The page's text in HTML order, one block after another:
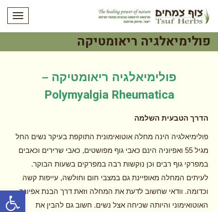
פתח
פולימיאלגיה ריאומטיקה
פולימיאלגיה ריאומטיקה –
Polymyalgia Rheumatica
הדרך הטבעית השלמה
פולימיאלגיה הינה מחלה אוטואימונית התוקפת בעיקר נשים החל
מגיל 55 ואפיוניה הינם כאבי גוף מפושטים, כאבי שרירים וכאבים
במפרקי גוף רבים וכן נוקשות רבה במפרקים בשעות הבוקר.
לעיתים המחלה מאופיינת גם במצבי חום וחולשה, עייפות קשה
וכדומה. וודאי שחשוב לדעת את המחלה וזאת דרך הבנת אפיונה
האוטואימוני והיותה שכיחה אצל נשים. חשוב גם להבין את